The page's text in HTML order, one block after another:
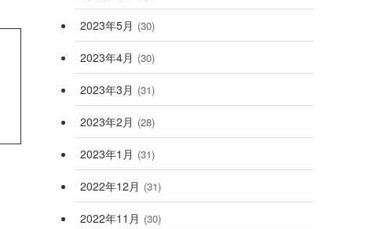
2023年5月 (30)
2023年4月 (30)
2023年3月 (31)
2023年2月 (28)
2023年1月 (31)
2022年12月 (31)
2022年11月 (30)